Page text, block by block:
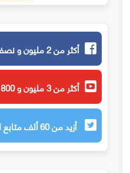
أكثر من 2 مليون و نصف معجب
أكثر من 3 مليون و 800 ألف متابع
أزيد من 60 ألف متابع لنا عبر تويتر